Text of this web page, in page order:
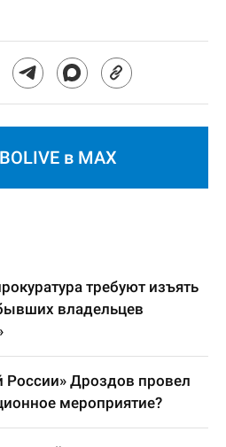
в MAX
требуют изъять
владельцев
России» Дроздов провел
мероприятие?